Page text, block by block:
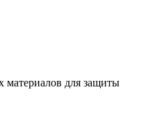
материалов для защиты